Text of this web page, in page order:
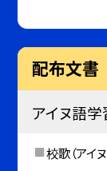
配布文書
アイヌ語学
校歌（アイ